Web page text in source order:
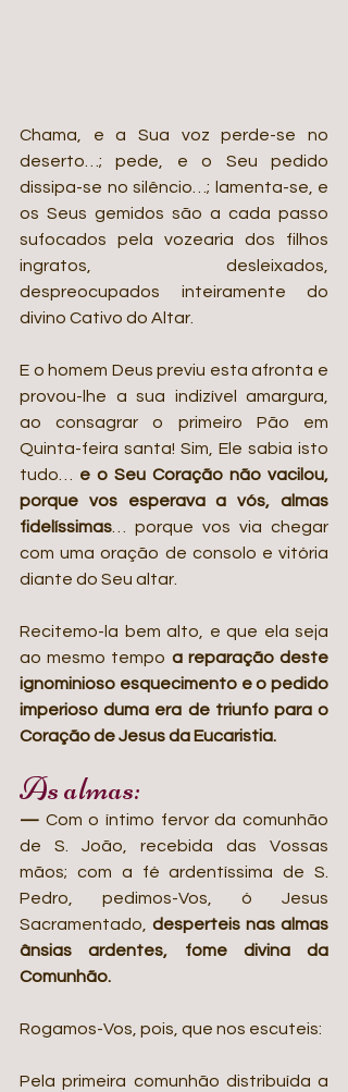
Chama, e a Sua voz perde-se no
deserto…; pede, e o Seu pedido
dissipa-se no silêncio…; lamenta-se, e
os Seus gemidos são a cada passo
sufocados pela vozearia dos filhos
ingratos, desleixados,
despreocupados inteiramente do
divino Cativo do Altar.
E o homem Deus previu esta afronta e
provou-lhe a sua indizível amargura,
ao consagrar o primeiro Pão em
Quinta-feira santa! Sim, Ele sabia isto
tudo… e o Seu Coração não vacilou,
porque vos esperava a vós, almas
fidelíssimas … porque vos via chegar
com uma oração de consolo e vitória
diante do Seu altar.
Recitemo-la bem alto, e que ela seja
ao mesmo tempo a reparação deste
ignominioso esquecimento e o pedido
imperioso duma era de triunfo para o
Coração de Jesus da Eucaristia.
As almas:
— Com o íntimo fervor da comunhão
de S. João, recebida das Vossas
mãos; com a fé ardentíssima de S.
Pedro, pedimos-Vos, ó Jesus
Sacramentado, desperteis nas almas
ânsias ardentes, fome divina da
Comunhão.
Rogamos-Vos, pois, que nos escuteis:
Pela primeira comunhão distribuída a